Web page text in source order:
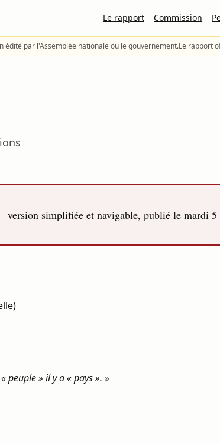
Le rapport Commission
édité par l'Assemblée nationale ou le gouvernement.Le rapport
version simplifiée et navigable, publié le mardi 5
peuple » il y a « pays ». »